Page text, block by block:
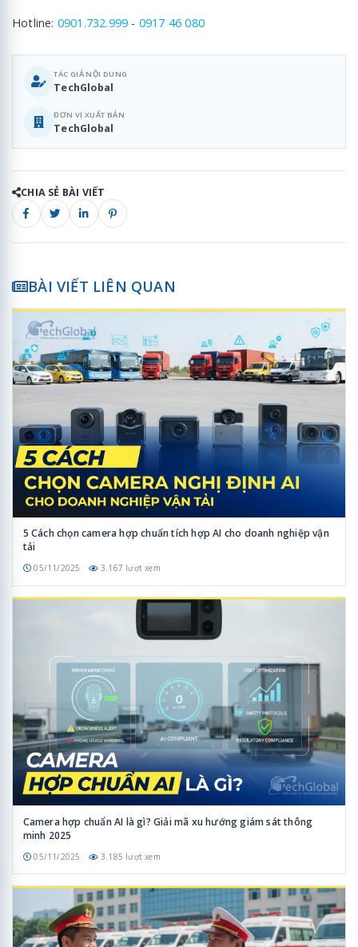
Hotline: 0901.732.999 - 0917 46 080
TÁC GIẢ NỘI DUNG
TechGlobal
ĐƠN VỊ XUẤT BẢN
TechGlobal
CHIA SẺ BÀI VIẾT
BÀI VIẾT LIÊN QUAN
5 Cách chọn camera hợp chuẩn tích hợp AI cho doanh nghiệp vận
tải
05/11/2025 3.167 lượt xem
Camera hợp chuẩn AI là gì? Giải mã xu hướng giám sát thông
minh 2025
05/11/2025 3.185 lượt xem